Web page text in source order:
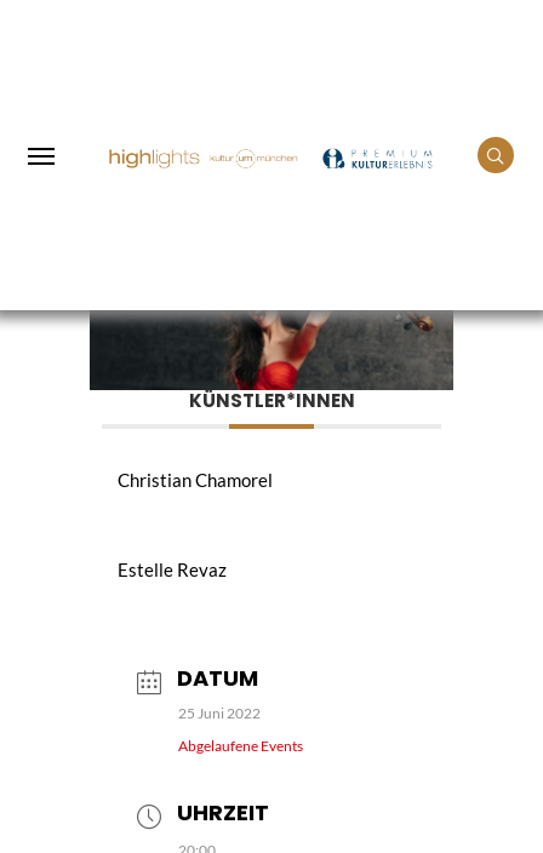
Home Events Revaz & Chamorel
KÜNSTLER*INNEN
Christian Chamorel
Estelle Revaz
DATUM
25 Juni 2022
Abgelaufene Events
UHRZEIT